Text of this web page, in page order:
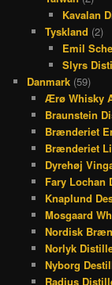
Kavalan
Tyskland (2)
Emil
Slyrs
Danmark (59)
Ærø Whisky
Braunstein
Brænderiet
Brænderiet
Dyrehøj
Fary Lochan
Knaplund
Mosgaard
Nordisk
Norlyk
Nyborg
Radius